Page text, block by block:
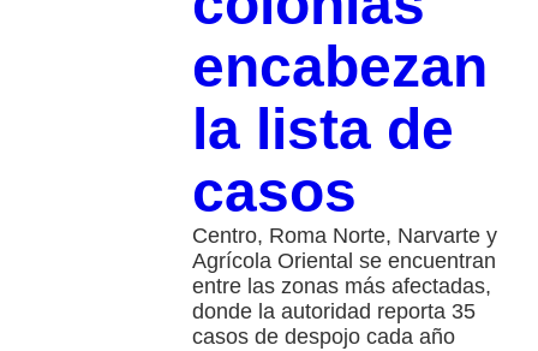
encabezan
la lista de
casos
Centro, Roma Norte, Narvarte y
Agrícola Oriental se encuentran
entre las zonas más afectadas,
donde la autoridad reporta 35
casos de despojo cada año